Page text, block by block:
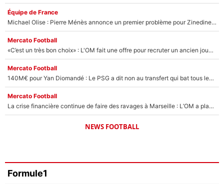
Équipe de France
Michael Olise : Pierre Ménès annonce un premier problème pour Zinedine Zidane en équipe de France
Mercato Football
«C’est un très bon choix» : L'OM fait une offre pour recruter un ancien joueur du PSG... et c'est validé dans l'After Foot !
Mercato Football
140M€ pour Yan Diomandé : Le PSG a dit non au transfert qui bat tous les records sur le mercato
Mercato Football
La crise financière continue de faire des ravages à Marseille : L’OM a placé 12 joueurs sur le marché des transferts… et ça pourrait lui rapporter près de 100M€ !
NEWS FOOTBALL
Formule1